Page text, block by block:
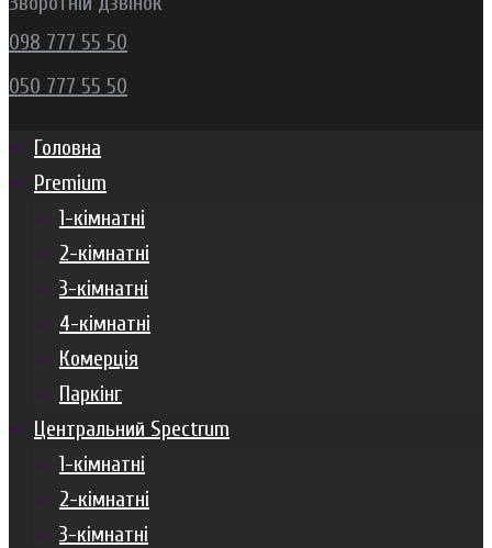
098 777 55 50
050 777 55 50
Головна
Premium
1-кімнатні
2-кімнатні
3-кімнатні
4-кімнатні
Комерція
Паркінг
Центральний Spectrum
1-кімнатні
2-кімнатні
3-кімнатні